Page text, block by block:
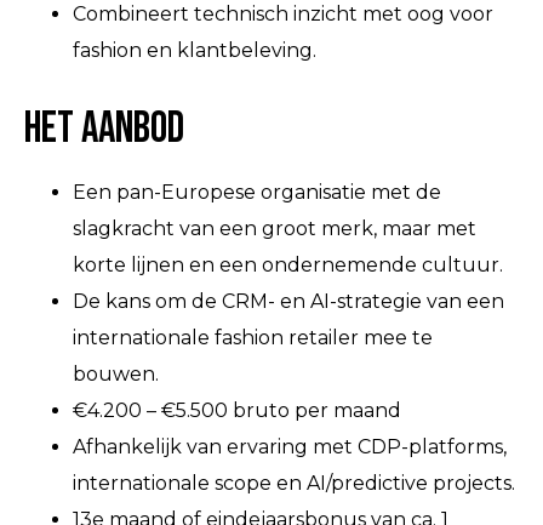
Combineert technisch inzicht met oog voor
fashion en klantbeleving.
Het aanbod
Een pan-Europese organisatie met de
slagkracht van een groot merk, maar met
korte lijnen en een ondernemende cultuur.
De kans om de CRM- en AI-strategie van een
internationale fashion retailer mee te
bouwen.
€4.200 – €5.500 bruto per maand
Afhankelijk van ervaring met CDP-platforms,
internationale scope en AI/predictive projects.
13e maand of eindejaarsbonus van ca. 1